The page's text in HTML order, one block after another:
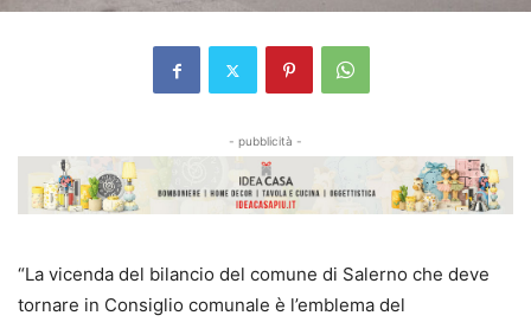
- pubblicità -
“La vicenda del bilancio del comune di Salerno che deve
tornare in Consiglio comunale è l’emblema del